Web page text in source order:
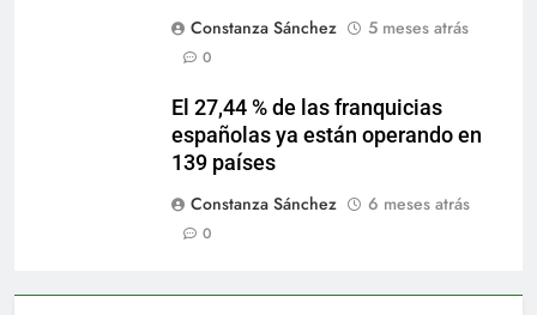
Constanza Sánchez
5 meses atrás
0
El 27,44 % de las franquicias
españolas ya están operando en
139 países
Constanza Sánchez
6 meses atrás
0